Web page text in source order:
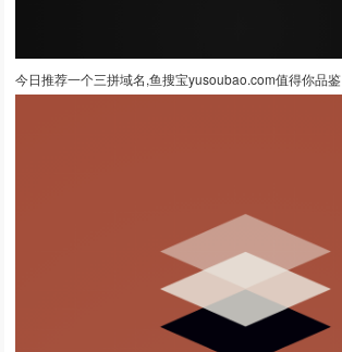
今日推荐一个三拼域名,鱼搜宝yusoubao.com值得你品鉴